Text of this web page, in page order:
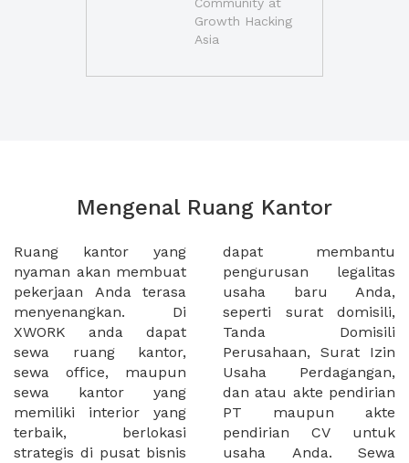
Growth Hacking
Asia
Mengenal Ruang Kantor
Ruang kantor yang
nyaman akan membuat
pekerjaan Anda terasa
menyenangkan. Di
XWORK anda dapat
sewa ruang kantor,
sewa office, maupun
sewa kantor yang
memiliki interior yang
terbaik, berlokasi
strategis di pusat bisnis
dapat membantu
pengurusan legalitas
usaha baru Anda,
seperti surat domisili,
Tanda Domisili
Perusahaan, Surat Izin
Usaha Perdagangan,
dan atau akte pendirian
PT maupun akte
pendirian CV untuk
usaha Anda. Sewa